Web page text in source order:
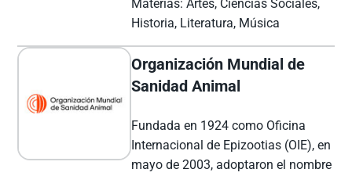
Materias: Artes, Ciencias Sociales,
Historia, Literatura, Música
Organización Mundial de
Sanidad Animal
Fundada en 1924 como Oficina
Internacional de Epizootias (OIE), en
mayo de 2003, adoptaron el nombre